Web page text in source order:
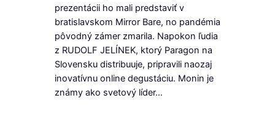
prezentácii ho mali predstaviť v
bratislavskom Mirror Bare, no pandémia
pôvodný zámer zmarila. Napokon ľudia
z RUDOLF JELÍNEK, ktorý Paragon na
Slovensku distribuuje, pripravili naozaj
inovatívnu online degustáciu. Monin je
známy ako svetový líder…